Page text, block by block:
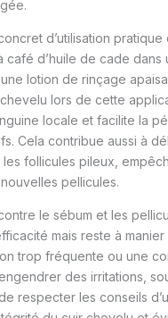
d’utilisation pratique
café d’huile de cade dans
lotion de rinçage
lors de cette
locale et facilite la
Cela contribue aussi à
follicules pileux,
pellicules.
le sébum et les
mais reste à
trop fréquente ou une
des irritations,
respecter les conseils